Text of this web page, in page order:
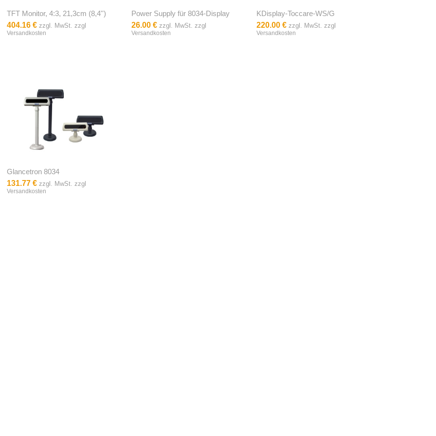
TFT Monitor, 4:3, 21,3cm (8,4'')
404.16 € zzgl. MwSt. zzgl
Versandkosten
Power Supply für 8034-Display
26.00 € zzgl. MwSt. zzgl
Versandkosten
KDisplay-Toccare-WS/G
220.00 €zzgl. MwSt. zzgl
Versandkosten
Glancetron 8034
131.77 € zzgl. MwSt. zzgl
Versandkosten